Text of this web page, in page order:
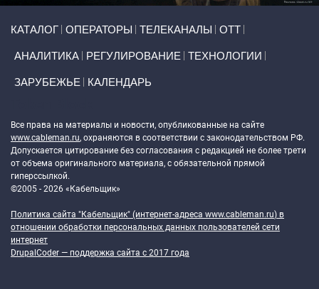
КАТАЛОГ ОПЕРАТОРЫ ТЕЛЕКАНАЛЫ ОТТ
АНАЛИТИКА РЕГУЛИРОВАНИЕ ТЕХНОЛОГИИ
ЗАРУБЕЖЬЕ КАЛЕНДАРЬ
Все права на материалы и новости, опубликованные на сайте
www.cableman.ru, охраняются в соответствии с законодательством РФ.
Допускается цитирование без согласования с редакцией не более трети
от объема оригинального материала, с обязательной прямой
гиперссылкой.
©2005 - 2026 «Кабельщик»
Политика сайта "Кабельщик" (интернет-адреса www.cableman.ru) в
отношении обработки персональных данных пользователей сети
интернет
DrupalCoder — поддержка сайта c 2017 года